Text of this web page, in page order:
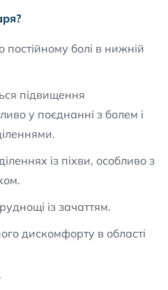
болі в нижній
підвищення
у поєднанні з болем і
із піхви, особливо з
із зачаттям.
дискомфорту в області